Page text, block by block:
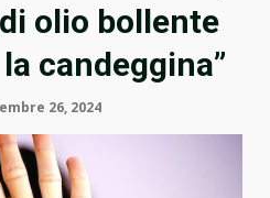
olio bollente
candeggina”
26, 2024